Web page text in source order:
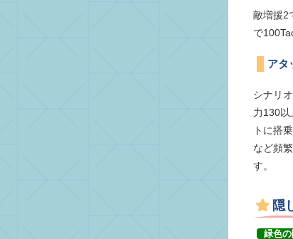
敵増援2
で
アタ
シナリ
力130以
トに搭
など頻
す。
隠
緑色